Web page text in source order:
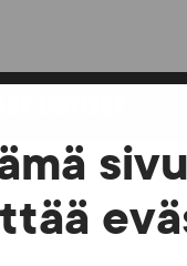
lääketieteelliseksi